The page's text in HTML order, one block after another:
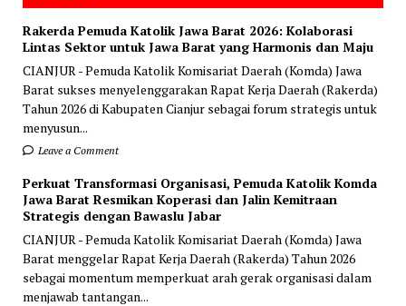
Rakerda Pemuda Katolik Jawa Barat 2026: Kolaborasi
Lintas Sektor untuk Jawa Barat yang Harmonis dan Maju
CIANJUR - Pemuda Katolik Komisariat Daerah (Komda) Jawa
Barat sukses menyelenggarakan Rapat Kerja Daerah (Rakerda)
Tahun 2026 di Kabupaten Cianjur sebagai forum strategis untuk
menyusun...
Leave a Comment
Perkuat Transformasi Organisasi, Pemuda Katolik Komda
Jawa Barat Resmikan Koperasi dan Jalin Kemitraan
Strategis dengan Bawaslu Jabar
CIANJUR - Pemuda Katolik Komisariat Daerah (Komda) Jawa
Barat menggelar Rapat Kerja Daerah (Rakerda) Tahun 2026
sebagai momentum memperkuat arah gerak organisasi dalam
menjawab tantangan...